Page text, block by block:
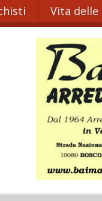
Vita delle